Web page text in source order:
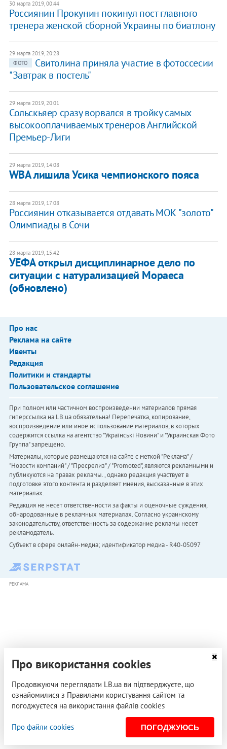
30 марта 2019, 00:44
Россиянин Прокунин покинул пост главного
тренера женской сборной Украины по биатлону
29 марта 2019, 20:28
ФОТО
Свитолина приняла участие в фотоссесии
"Завтрак в постель"
29 марта 2019, 20:01
Сольскьяер сразу ворвался в тройку самых
высокооплачиваемых тренеров Английской
Премьер-Лиги
29 марта 2019, 14:08
WBA лишила Усика чемпионского пояса
28 марта 2019, 17:08
Россиянин отказывается отдавать МОК "золото"
Олимпиады в Сочи
28 марта 2019, 15:42
УЕФА открыл дисциплинарное дело по
ситуации с натурализацией Мораеса
(обновлено)
Про нас
Реклама на сайте
Ивенты
Редакция
Политики и стандарты
Пользовательское соглашение
При полном или частичном воспроизведении материалов прямая
гиперссылка на LB.ua обязательна! Перепечатка, копирование,
воспроизведение или иное использование материалов, в которых
содержится ссылка на агентство "Українськi Новини" и "Украинская Фото
Группа" запрещено.
Материалы, которые размещаются на сайте с меткой "Реклама" /
"Новости компаний" / "Пресрелиз" / "Promoted", являются рекламными и
публикуются на правах рекламы. , однако редакция участвует в
подготовке этого контента и разделяет мнения, высказанные в этих
материалах.
Редакция не несет ответственности за факты и оценочные суждения,
обнародованные в рекламных материалах. Согласно украинскому
законодательству, ответственность за содержание рекламы несет
рекламодатель.
Субъект в сфере онлайн-медиа; идентификатор медиа - R40-05097
РЕКЛАМА
Про використання cookies
Продовжуючи переглядати LB.ua ви підтверджуєте, що
ознайомилися з Правилами користування сайтом та
погоджуєтеся на використання файлів cookies
Про файли cookies ПОГОДЖУЮСЬ